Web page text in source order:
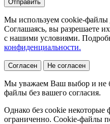
Отправить
Мы используем cookie-файлы
Соглашаясь, вы разрешаете
с нашими условиями.
конфиденциальности.
Согласен Не согласен
Мы уважаем Ваш выбор и не
файлы без вашего согласия.
Однако без cookie некоторые
ограниченно. Cookie-файлы